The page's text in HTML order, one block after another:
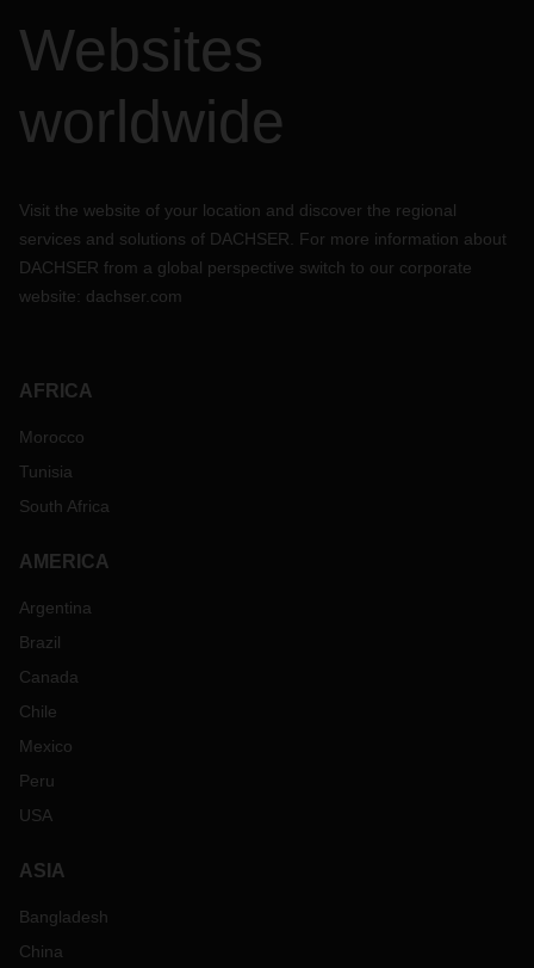
Websites
worldwide
Visit the website of your location and discover the regional
services and solutions of DACHSER. For more information about
DACHSER from a global perspective switch to our corporate
website: dachser.com
AFRICA
Morocco
Tunisia
South Africa
AMERICA
Argentina
Brazil
Canada
Chile
Mexico
Peru
USA
ASIA
Bangladesh
China